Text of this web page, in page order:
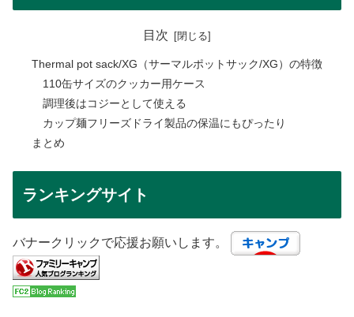
目次
Thermal pot sack/XG（サーマルポットサック/XG）の特徴
110缶サイズのクッカー用ケース
調理後はコジーとして使える
カップ麺フリーズドライ製品の保温にもぴったり
まとめ
ランキングサイト
バナークリックで応援お願いします。